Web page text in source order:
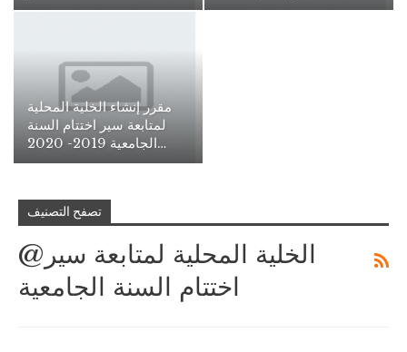
مقرر إنشاء الخلية المحلية
لمتابعة سير اختتام السنة
الجامعية 2019- 2020…
تصفح التصنيف
@الخلية المحلية لمتابعة سير
اختتام السنة الجامعية